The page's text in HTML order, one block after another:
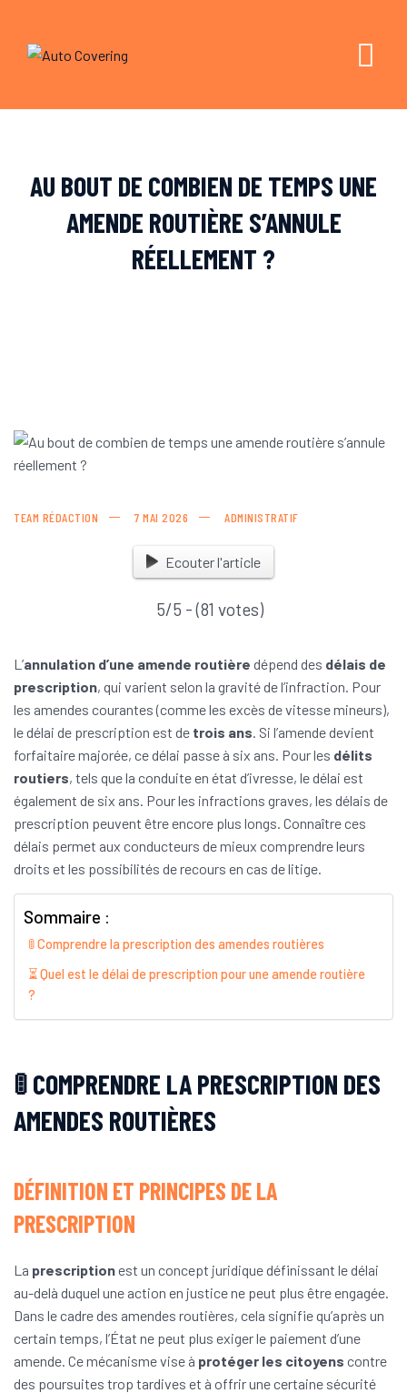
content
AU BOUT DE COMBIEN DE TEMPS UNE
AMENDE ROUTIÈRE S’ANNULE
RÉELLEMENT ?
TEAM RÉDACTION 7 MAI 2026 ADMINISTRATIF
Ecouter l'article
5/5 - (81 votes)
L’annulation d’une amende routière dépend des délais de
prescription, qui varient selon la gravité de l’infraction. Pour
les amendes courantes (comme les excès de vitesse mineurs),
le délai de prescription est de trois ans . Si l’amende devient
forfaitaire majorée, ce délai passe à six ans. Pour les délits
routiers, tels que la conduite en état d’ivresse, le délai est
également de six ans. Pour les infractions graves, les délais de
prescription peuvent être encore plus longs. Connaître ces
délais permet aux conducteurs de mieux comprendre leurs
droits et les possibilités de recours en cas de litige.
Sommaire :
🚦 Comprendre la prescription des amendes routières
⏳ Quel est le délai de prescription pour une amende routière
?
🚦 COMPRENDRE LA PRESCRIPTION DES
AMENDES ROUTIÈRES
DÉFINITION ET PRINCIPES DE LA
PRESCRIPTION
La prescriptionest un concept juridique définissant le délai
au-delà duquel une action en justice ne peut plus être engagée.
Dans le cadre des amendes routières, cela signifie qu’après un
certain temps, l’État ne peut plus exiger le paiement d’une
amende. Ce mécanisme vise à protéger les citoyens contre
des poursuites trop tardives et à offrir une certaine sécurité